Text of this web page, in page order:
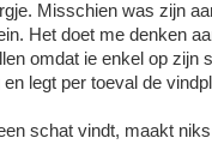
Misschien was zijn
Het doet me denken
omdat ie enkel op zijn
en legt per toeval de
schat vindt, maakt